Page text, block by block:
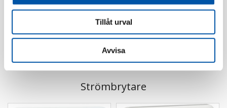
Tillåt urval
Avvisa
Strömbrytare